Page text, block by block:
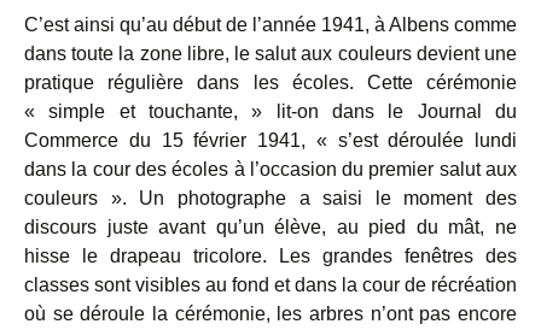
C’est ainsi qu’au début de l’année 1941, à Albens comme
dans toute la zone libre, le salut aux couleurs devient une
pratique régulière dans les écoles. Cette cérémonie
« simple et touchante, » lit-on dans le Journal du
Commerce du 15 février 1941, « s’est déroulée lundi
dans la cour des écoles à l’occasion du premier salut aux
couleurs ». Un photographe a saisi le moment des
discours juste avant qu’un élève, au pied du mât, ne
hisse le drapeau tricolore. Les grandes fenêtres des
classes sont visibles au fond et dans la cour de récréation
où se déroule la cérémonie, les arbres n’ont pas encore